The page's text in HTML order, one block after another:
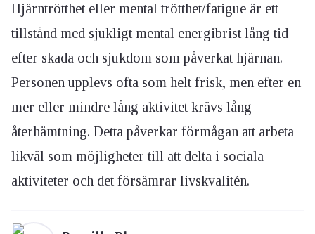
Hjärntrötthet eller mental trötthet/fatigue är ett
tillstånd med sjukligt mental energibrist lång tid
efter skada och sjukdom som påverkat hjärnan.
Personen upplevs ofta som helt frisk, men efter en
mer eller mindre lång aktivitet krävs lång
återhämtning. Detta påverkar förmågan att arbeta
likväl som möjligheter till att delta i sociala
aktiviteter och det försämrar livskvalitén.